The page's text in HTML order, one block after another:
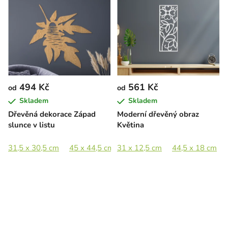
Dřevěná dekorace Západ
slunce v listu
od 494 Kč
Skladem
31,5 x 30,5 cm 45 x 44,5 cm 66 x 65 cm 89 x 88 cm
Moderní dřevěný obraz
Květina
od 561 Kč
Skladem
31 x 12,5 cm 44,5 x 18 cm